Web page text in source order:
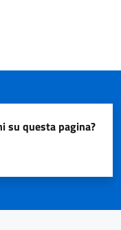
su questa pagina?